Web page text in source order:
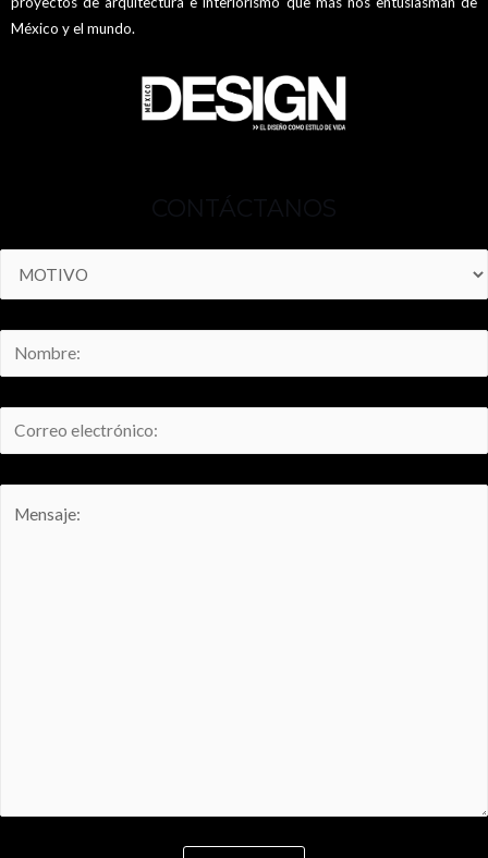
México y el mundo.
CONTÁCTANOS